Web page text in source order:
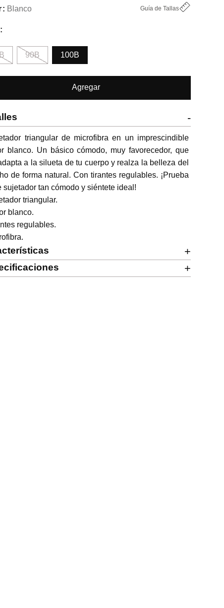
Guía de Tallas
Blanco
100B
90B
Agregar
-
triangular de microfibra en un imprescindible
blanco. Un básico cómodo, muy favorecedor, que
a la silueta de tu cuerpo y realza la belleza del
de forma natural. Con tirantes regulables. ¡Prueba
sujetador tan cómodo y siéntete ideal!
triangular.
blanco.
regulables.
+
+